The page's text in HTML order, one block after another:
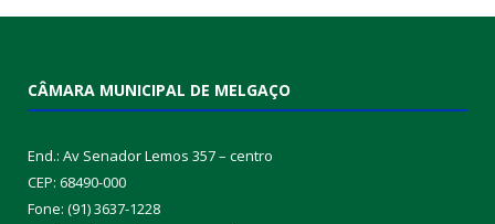
CÂMARA MUNICIPAL DE MELGAÇO
End.: Av Senador Lemos 357 – centro
CEP: 68490-000
Fone: (91) 3637-1228